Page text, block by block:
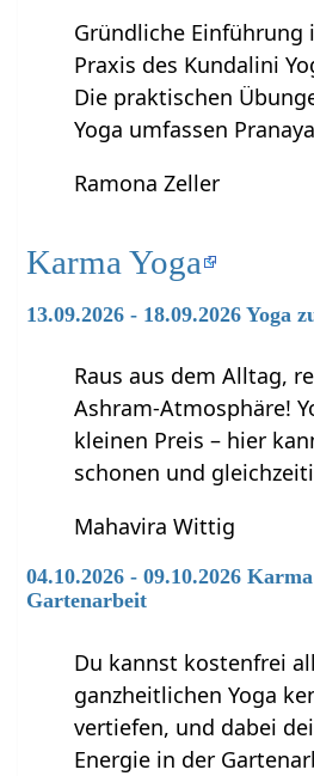
Gründliche Einführung
Praxis des Kundalini
Die praktischen
Yoga umfassen
Ramona Zeller
Karma Yoga
13.09.2026 - 18.09.2026 Yoga
Raus aus dem Alltag,
Ashram-Atmosphäre!
kleinen Preis – hier
schonen und
Mahavira Wittig
04.10.2026 - 09.10.2026
Gartenarbeit
Du kannst kostenfrei
ganzheitlichen Yoga
vertiefen, und dabei
Energie in der